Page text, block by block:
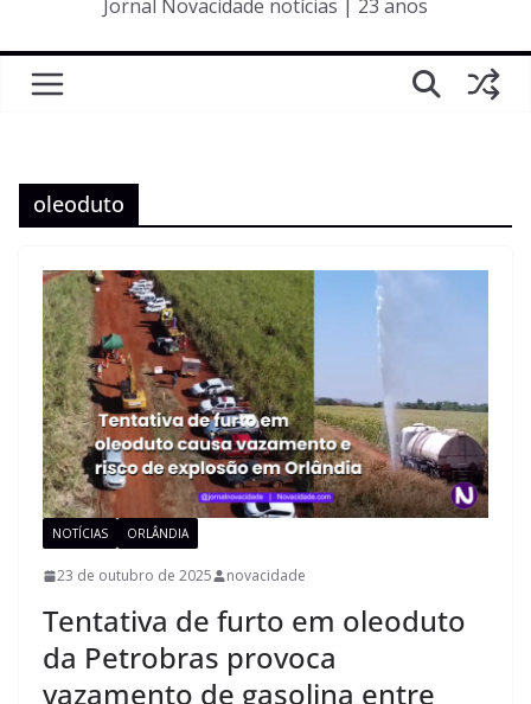
Jornal Novacidade notícias | 23 anos
oleoduto
NOTÍCIAS ORLÂNDIA
23 de outubro de 2025 novacidade
Tentativa de furto em oleoduto
da Petrobras provoca
vazamento de gasolina entre